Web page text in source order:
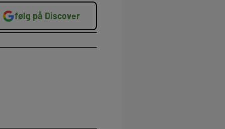
følg på Discover